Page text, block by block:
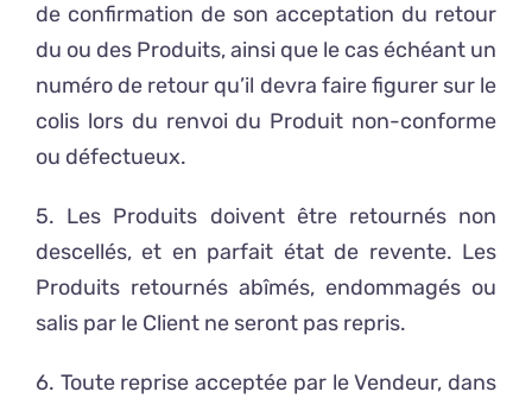
de confirmation de son acceptation du retour
du ou des Produits, ainsi que le cas échéant un
numéro de retour qu’il devra faire figurer sur le
colis lors du renvoi du Produit non-conforme
ou défectueux.
5. Les Produits doivent être retournés non
descellés, et en parfait état de revente. Les
Produits retournés abîmés, endommagés ou
salis par le Client ne seront pas repris.
6. Toute reprise acceptée par le Vendeur, dans